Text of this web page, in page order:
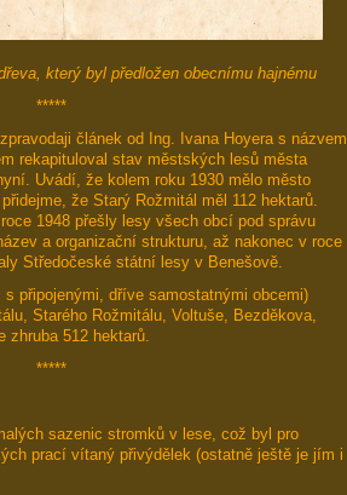
který byl předložen obecnímu hajnému
*****
článek od Ing. Ivana Hoyera s názvem
rekapituloval stav městských lesů města
Uvádí, že kolem roku 1930 mělo město
že Starý Rožmitál měl 112 hektarů.
1948 přešly lesy všech obcí pod správu
a organizační strukturu, až nakonec v roce
Středočeské státní lesy v Benešově.
připojenými, dříve samostatnými obcemi)
Starého Rožmitálu, Voltuše, Bezděkova,
zhruba 512 hektarů.
*****
sazenic stromků v lese, což byl pro
prací vítaný přivýdělek (ostatně ještě je jím i